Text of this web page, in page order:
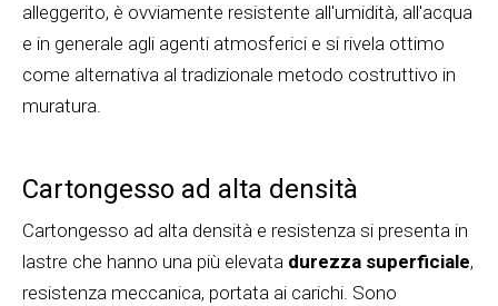
alleggerito, è ovviamente resistente all'umidità, all'acqua
e in generale agli agenti atmosferici e si rivela ottimo
come alternativa al tradizionale metodo costruttivo in
muratura.
Cartongesso ad alta densità
Cartongesso ad alta densità e resistenza si presenta in
lastre che hanno una più elevata durezza superficiale,
resistenza meccanica, portata ai carichi. Sono